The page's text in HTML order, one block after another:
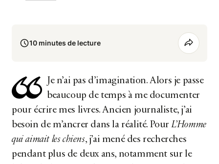
10 minutes de lecture
Je n’ai pas d’imagination. Alors je passe
beaucoup de temps à me documenter
pour écrire mes livres. Ancien journaliste, j’ai
besoin de m’ancrer dans la réalité. PourL’Homme
qui aimait les chiens, j’ai mené des recherches
pendant plus de deux ans, notamment sur le